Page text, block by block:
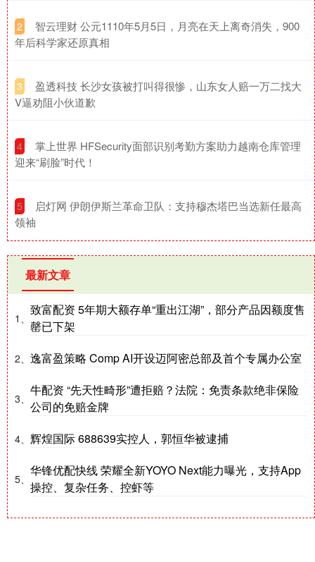
2
​智云理财 公元1110年5月5日，月亮在天上离奇消失，900
年后科学家还原真相
3
​盈透科技 长沙女孩被打叫得很惨，山东女人赔一万二找大
V逼劝阻小伙道歉
4
​掌上世界 HFSecurity面部识别考勤方案助力越南仓库管理
迎来“刷脸”时代！
5
​启灯网 伊朗伊斯兰革命卫队：支持穆杰塔巴当选新任最高
领袖
最新文章
1、
致富配资 5年期大额存单“重出江湖”，部分产品因额度售
罄已下架
2、 逸富盈策略 Comp AI开设迈阿密总部及首个专属办公室
3、
牛配资 “先天性畸形”遭拒赔？法院：免责条款绝非保险
公司的免赔金牌
4、 辉煌国际 688639实控人，郭恒华被逮捕
5、
华锋优配快线 荣耀全新YOYO Next能力曝光，支持App
操控、复杂任务、控虾等